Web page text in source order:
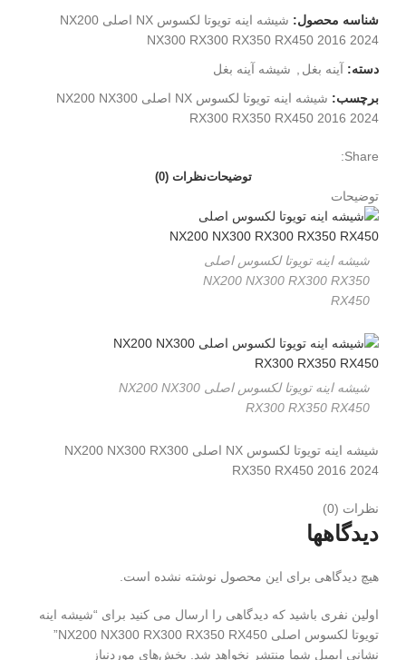
شناسه محصول:
شیشه اینه تویوتا لکسوس NX اصلی NX200
NX300 RX300 RX350 RX450 2016 2024
دسته: آینه بغل , شیشه آینه بغل
برچسب:
شیشه اینه تویوتا لکسوس NX اصلی NX200 NX300
RX300 RX350 RX450 2016 2024
Share:
توضیحاتنظرات (0)
توضیحات
شیشه اینه تویوتا لکسوس اصلی
NX200 NX300 RX300 RX350
RX450
شیشه اینه تویوتا لکسوس اصلی NX200 NX300
RX300 RX350 RX450
شیشه اینه تویوتا لکسوس NX اصلی NX200 NX300 RX300
RX350 RX450 2016 2024
نظرات (0)
دیدگاهها
هیچ دیدگاهی برای این محصول نوشته نشده است.
اولین نفری باشید که دیدگاهی را ارسال می کنید برای “شیشه اینه
تویوتا لکسوس اصلی NX200 NX300 RX300 RX350 RX450”
نشانی ایمیل شما منتشر نخواهد شد. بخش‌های موردنیاز